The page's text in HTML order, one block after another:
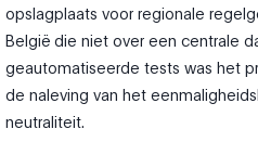
opslagplaats voor regionale
België die niet over een centrale
geautomatiseerde tests was het
de naleving van het
neutraliteit.